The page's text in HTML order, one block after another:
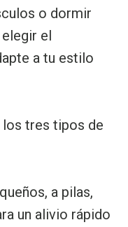
o dormir
el
a tu estilo
tres tipos de
a pilas,
un alivio rápido